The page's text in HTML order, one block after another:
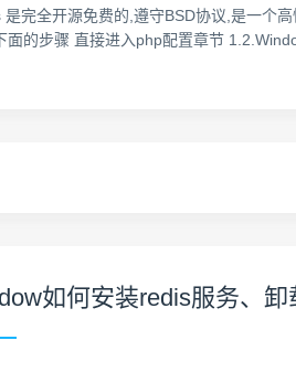
是完全开源免费的,遵守BSD协议,是一个
面的步骤 直接进入php配置章节
如何安装redis服务、